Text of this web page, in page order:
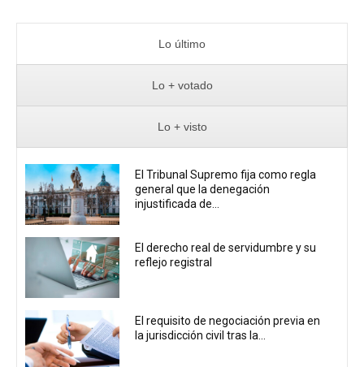
Lo último
Lo + votado
Lo + visto
El Tribunal Supremo fija como regla
general que la denegación
injustificada de...
El derecho real de servidumbre y su
reflejo registral
El requisito de negociación previa en
la jurisdicción civil tras la...